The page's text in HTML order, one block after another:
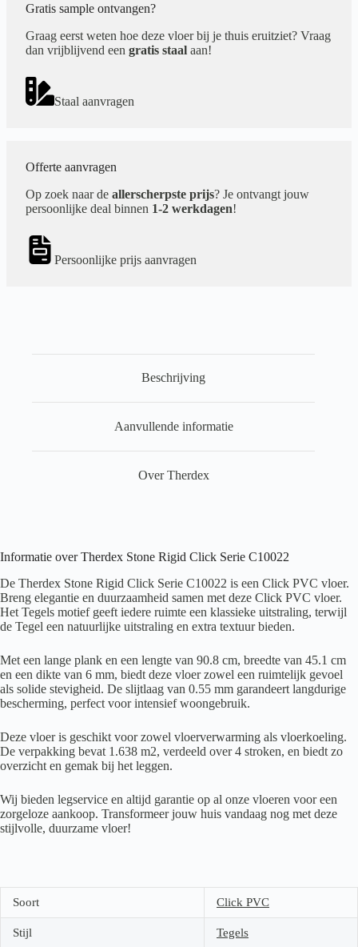
aantalGratis sample ontvangen?
Graag eerst weten hoe deze vloer bij je thuis eruitziet? Vraag
dan vrijblijvend een gratis staal aan!
Staal aanvragen
Offerte aanvragen
Op zoek naar de allerscherpste prijs? Je ontvangt jouw
persoonlijke deal binnen 1-2 werkdagen!
Persoonlijke prijs aanvragen
Beschrijving
Aanvullende informatie
Over Therdex
Informatie over Therdex Stone Rigid Click Serie C10022
De Therdex Stone Rigid Click Serie C10022 is een Click PVC vloer.
Breng elegantie en duurzaamheid samen met deze Click PVC vloer.
Het Tegels motief geeft iedere ruimte een klassieke uitstraling, terwijl
de Tegel een natuurlijke uitstraling en extra textuur bieden.
Met een lange plank en een lengte van 90.8 cm, breedte van 45.1 cm
en een dikte van 6 mm, biedt deze vloer zowel een ruimtelijk gevoel
als solide stevigheid. De slijtlaag van 0.55 mm garandeert langdurige
bescherming, perfect voor intensief woongebruik.
Deze vloer is geschikt voor zowel vloerverwarming als vloerkoeling.
De verpakking bevat 1.638 m2, verdeeld over 4 stroken, en biedt zo
overzicht en gemak bij het leggen.
Wij bieden legservice en altijd garantie op al onze vloeren voor een
zorgeloze aankoop. Transformeer jouw huis vandaag nog met deze
stijlvolle, duurzame vloer!
Soort Click PVC
Stijl Tegels